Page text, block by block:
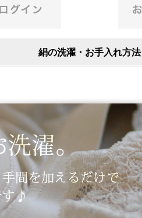
絹の洗濯・お手入れ方法